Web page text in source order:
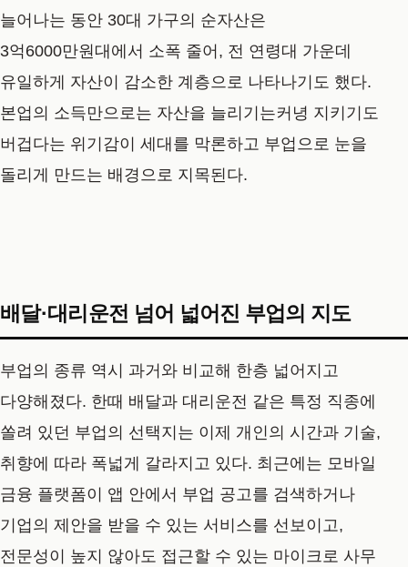
늘어나는 동안 30대 가구의 순자산은
3억6000만원대에서 소폭 줄어, 전 연령대 가운데
유일하게 자산이 감소한 계층으로 나타나기도 했다.
본업의 소득만으로는 자산을 늘리기는커녕 지키기도
버겁다는 위기감이 세대를 막론하고 부업으로 눈을
돌리게 만드는 배경으로 지목된다.
배달·대리운전 넘어 넓어진 부업의 지도
부업의 종류 역시 과거와 비교해 한층 넓어지고
다양해졌다. 한때 배달과 대리운전 같은 특정 직종에
쏠려 있던 부업의 선택지는 이제 개인의 시간과 기술,
취향에 따라 폭넓게 갈라지고 있다. 최근에는 모바일
금융 플랫폼이 앱 안에서 부업 공고를 검색하거나
기업의 제안을 받을 수 있는 서비스를 선보이고,
전문성이 높지 않아도 접근할 수 있는 마이크로 사무